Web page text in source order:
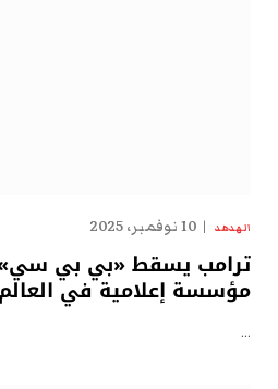
الهدهد 10 نوفمبر، 2025
ترامب يسقط «بي بي
مؤسسة إعلامية في العالم
…